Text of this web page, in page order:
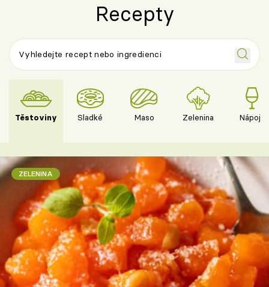
Recepty
Těstoviny Sladké Maso Zelenina Nápoje
ZELENINA